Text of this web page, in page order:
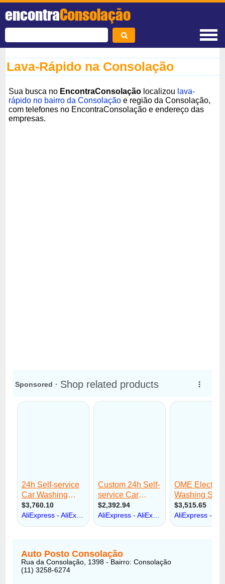
encontraConsolação
Lava-Rápido na Consolação
Sua busca no EncontraConsolação localizou lava-
rápido no bairro da Consolação e região da Consolação,
com telefones no EncontraConsolação e endereço das
empresas.
Auto Posto Consolação
Rua da Consolação, 1398 - Bairro: Consolação
(11) 3258-6274